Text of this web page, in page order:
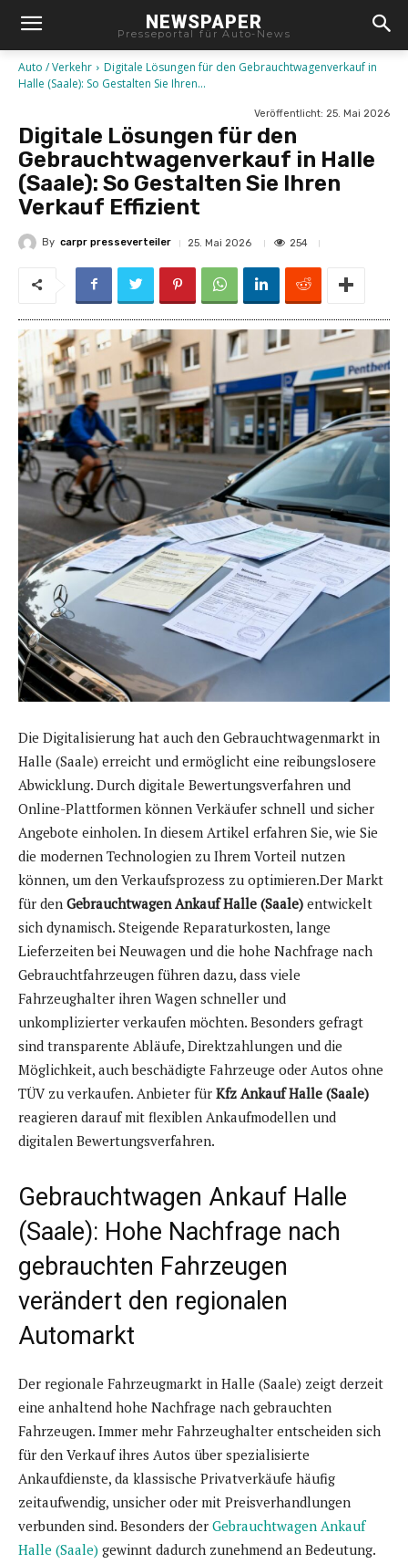
NEWSPAPER
Presseportal für Auto-News
Auto / Verkehr
Digitale Lösungen für den Gebrauchtwagenverkauf in
Halle (Saale): So Gestalten Sie Ihren...
Veröffentlicht: 25. Mai 2026
Digitale Lösungen für den
Gebrauchtwagenverkauf in Halle
(Saale): So Gestalten Sie Ihren
Verkauf Effizient
By carpr presseverteiler 25. Mai 2026 254
Die Digitalisierung hat auch den Gebrauchtwagenmarkt in
Halle (Saale) erreicht und ermöglicht eine reibungslosere
Abwicklung. Durch digitale Bewertungsverfahren und
Online-Plattformen können Verkäufer schnell und sicher
Angebote einholen. In diesem Artikel erfahren Sie, wie Sie
die modernen Technologien zu Ihrem Vorteil nutzen
können, um den Verkaufsprozess zu optimieren.Der Markt
für den Gebrauchtwagen Ankauf Halle (Saale) entwickelt
sich dynamisch. Steigende Reparaturkosten, lange
Lieferzeiten bei Neuwagen und die hohe Nachfrage nach
Gebrauchtfahrzeugen führen dazu, dass viele
Fahrzeughalter ihren Wagen schneller und
unkomplizierter verkaufen möchten. Besonders gefragt
sind transparente Abläufe, Direktzahlungen und die
Möglichkeit, auch beschädigte Fahrzeuge oder Autos ohne
TÜV zu verkaufen. Anbieter für Kfz Ankauf Halle (Saale)
reagieren darauf mit flexiblen Ankaufmodellen und
digitalen Bewertungsverfahren.
Gebrauchtwagen Ankauf Halle
(Saale): Hohe Nachfrage nach
gebrauchten Fahrzeugen
verändert den regionalen
Automarkt
Der regionale Fahrzeugmarkt in Halle (Saale) zeigt derzeit
eine anhaltend hohe Nachfrage nach gebrauchten
Fahrzeugen. Immer mehr Fahrzeughalter entscheiden sich
für den Verkauf ihres Autos über spezialisierte
Ankaufdienste, da klassische Privatverkäufe häufig
zeitaufwendig, unsicher oder mit Preisverhandlungen
verbunden sind. Besonders der Gebrauchtwagen Ankauf
Halle (Saale) gewinnt dadurch zunehmend an Bedeutung.